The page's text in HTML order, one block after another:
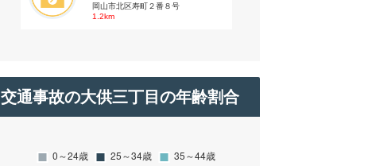
岡山市北区寿町２番８号
1.2km
交通事故の大供三丁目の年齢割合